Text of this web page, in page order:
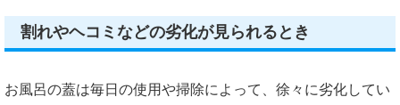
割れやヘコミなどの劣化が見られるとき
お風呂の蓋は毎日の使用や掃除によって、徐々に劣化してい